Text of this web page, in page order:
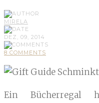
MIRELA
DEZ, 09, 2014
8 COMMENTS
Ein